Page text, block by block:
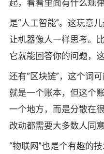
起，看看里面有什么规
是“人工智能”。这玩意
让机器像人一样思考。
它就能回答你的问题，
还有“区块链”，这个词
就是一个账本，但这个
一个地方，而是分散在
改动都需要大多数人同
“物联网”也是个有趣的